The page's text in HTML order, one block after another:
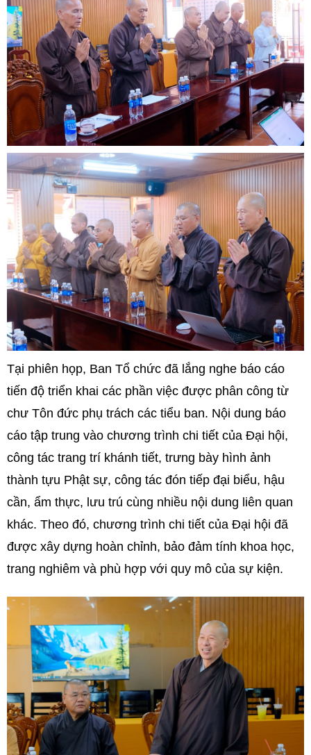
Tại phiên họp, Ban Tổ chức đã lắng nghe báo cáo
tiến độ triển khai các phần việc được phân công từ
chư Tôn đức phụ trách các tiểu ban. Nội dung báo
cáo tập trung vào chương trình chi tiết của Đại hội,
công tác trang trí khánh tiết, trưng bày hình ảnh
thành tựu Phật sự, công tác đón tiếp đại biểu, hậu
cần, ẩm thực, lưu trú cùng nhiều nội dung liên quan
khác. Theo đó, chương trình chi tiết của Đại hội đã
được xây dựng hoàn chỉnh, bảo đảm tính khoa học,
trang nghiêm và phù hợp với quy mô của sự kiện.